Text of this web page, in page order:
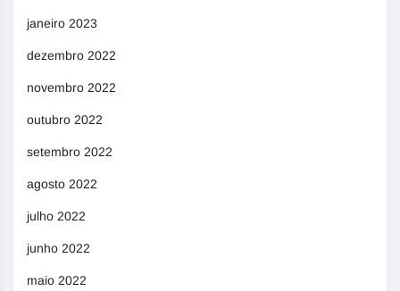
janeiro 2023
dezembro 2022
novembro 2022
outubro 2022
setembro 2022
agosto 2022
julho 2022
junho 2022
maio 2022